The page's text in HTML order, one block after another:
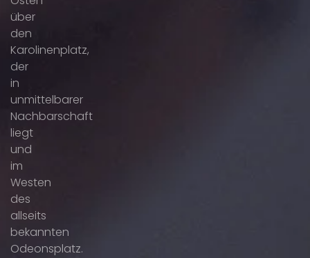
über
den
Karolinenplatz,
der
in
unmittelbarer
Nachbarschaft
liegt
und
im
Westen
des
allseits
bekannten
Odeonsplatz.